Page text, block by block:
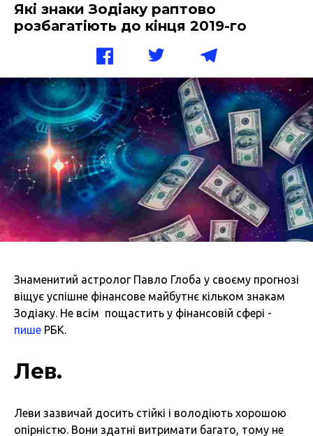
Які знаки Зодіаку раптово
розбагатіють до кінця 2019-го
Знаменитий астролог Павло Глоба у своєму прогнозі
віщує успішне фінансове майбутнє кільком знакам
Зодіаку. Не всім пощастить у фінансовій сфері -
пише РБК.
Лев.
Леви зазвичай досить стійкі і володіють хорошою
опірністю. Вони здатні витримати багато, тому не